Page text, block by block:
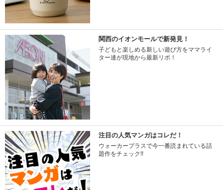
関西のイオンモールで新発見！
子どもと楽しめる新しい遊び方をママライ
ター達が現地から最新リポ！
注目の人気マンガはコレだ！
ウォーカープラスで今一番読まれている話
題作をチェック!!